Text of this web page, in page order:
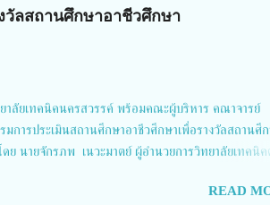
รติพานิช ผู้อำนวยการกองบริหารทุนวิจัยและนวัตกรรม
Convention Hotel จังหวัดนนทบุรี ดร.วิภารัตน์ ดีอ่
วัลสถานศึกษาอาชีวศึกษา
ลัยเทคนิคนครสวรรค์ พร้อมคณะผู้บริหาร คณาจารย์
ารประเมินสถานศึกษาอาชีวศึกษาเพื่อรางวัลสถานศึ
นายจักรภพ เนวะมาตย์ ผู้อำนวยการวิทยาลัยเทคนิค
าลัยการอาชีพบ้านตาก 4.นางเพ็ญศรี ขุนทอง ผู้อำนวย
READ